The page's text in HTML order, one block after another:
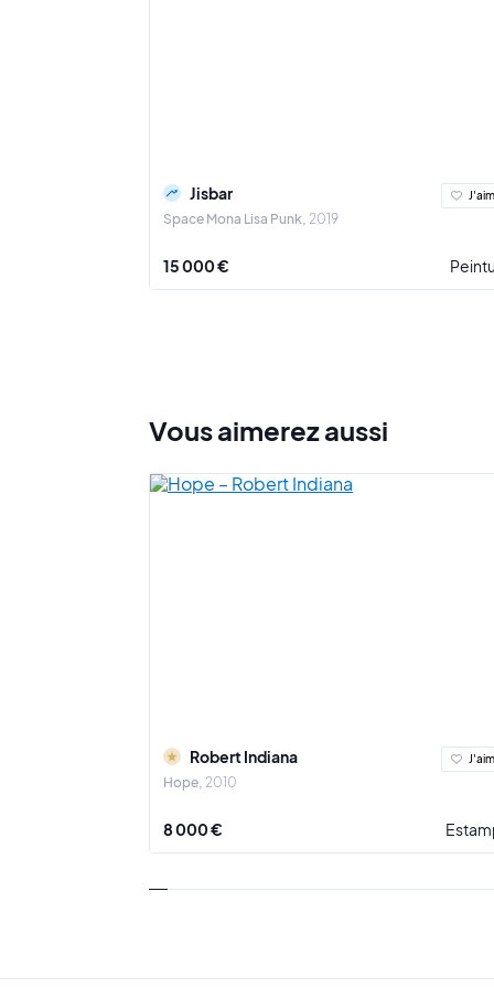
Jisbar
Space Mona Lisa Punk 2019
15 000 €
Vousaimerezaussi
Robert Indiana
Hope 2010
8 000 €